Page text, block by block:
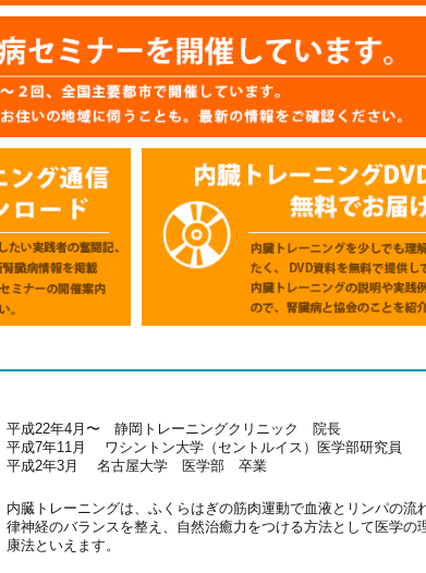
平成22年4月〜 静岡トレーニングクリニック 院長
平成7年11月 ワシントン大学（セントルイス）医学部研究員
平成2年3月 名古屋大学 医学部 卒業
内臓トレーニングは、ふくらはぎの筋肉運動で血液とリンパの流
律神経のバランスを整え、自然治癒力をつける方法として医学の
康法といえます。